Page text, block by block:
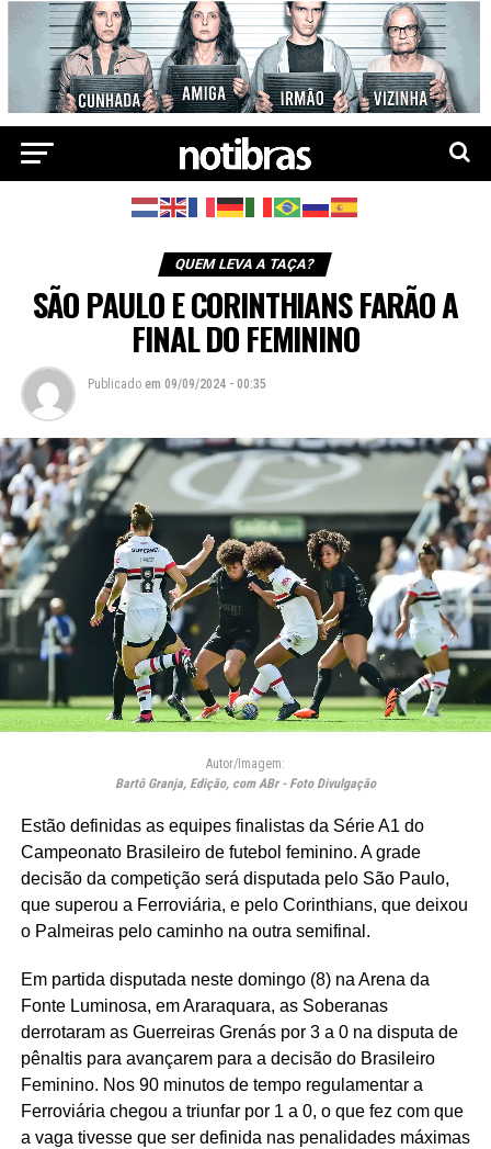
QUEM LEVA A TAÇA?
SÃO PAULO E CORINTHIANS FARÃO A
FINAL DO FEMININO
Publicado em 09/09/2024 - 00:35
Autor/Imagem:
Bartô Granja, Edição, com ABr - Foto Divulgação
Estão definidas as equipes finalistas da Série A1 do
Campeonato Brasileiro de futebol feminino. A grade
decisão da competição será disputada pelo São Paulo,
que superou a Ferroviária, e pelo Corinthians, que deixou
o Palmeiras pelo caminho na outra semifinal.
Em partida disputada neste domingo (8) na Arena da
Fonte Luminosa, em Araraquara, as Soberanas
derrotaram as Guerreiras Grenás por 3 a 0 na disputa de
pênaltis para avançarem para a decisão do Brasileiro
Feminino. Nos 90 minutos de tempo regulamentar a
Ferroviária chegou a triunfar por 1 a 0, o que fez com que
a vaga tivesse que ser definida nas penalidades máximas